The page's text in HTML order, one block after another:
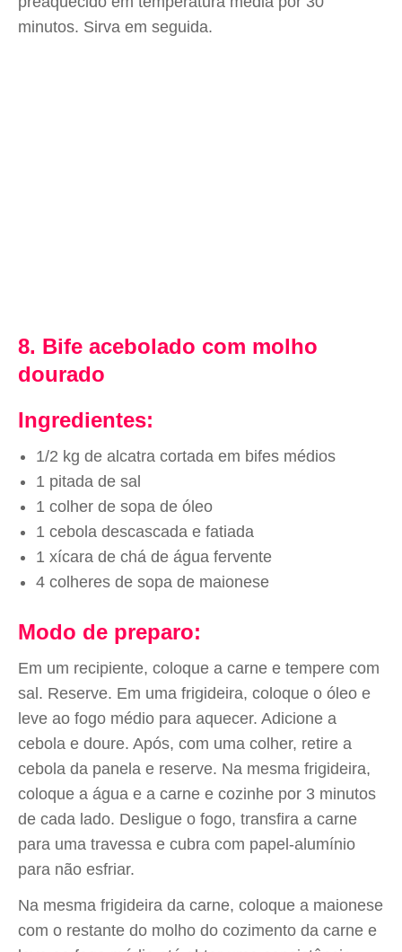
minutos. Sirva em seguida.
8. Bife acebolado com molho
dourado
Ingredientes:
1/2 kg de alcatra cortada em bifes médios
1 pitada de sal
1 colher de sopa de óleo
1 cebola descascada e fatiada
1 xícara de chá de água fervente
4 colheres de sopa de maionese
Modo de preparo:
Em um recipiente, coloque a carne e tempere com
sal. Reserve. Em uma frigideira, coloque o óleo e
leve ao fogo médio para aquecer. Adicione a
cebola e doure. Após, com uma colher, retire a
cebola da panela e reserve. Na mesma frigideira,
coloque a água e a carne e cozinhe por 3 minutos
de cada lado. Desligue o fogo, transfira a carne
para uma travessa e cubra com papel-alumínio
para não esfriar.
Na mesma frigideira da carne, coloque a maionese
com o restante do molho do cozimento da carne e